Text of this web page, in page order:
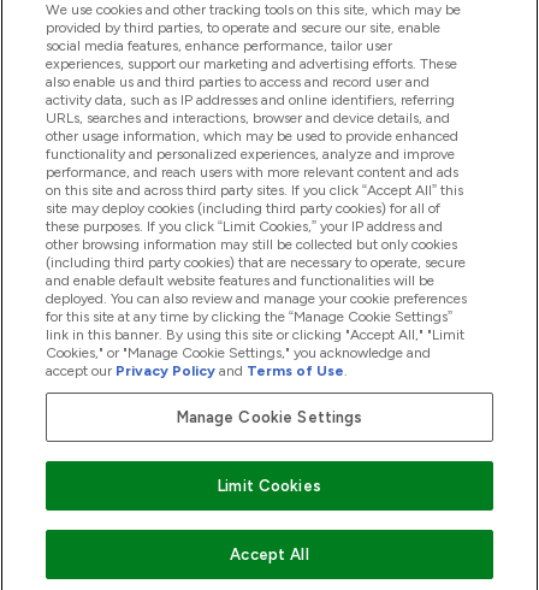
Producten
Company Information
Loyalty & Rewards
2026 The Hut.com Ltd
Betaal met
We use cookies and other tracking tools on this site, which may be
provided by third parties, to operate and secure our site, enable
social media features, enhance performance, tailor user
experiences, support our marketing and advertising efforts. These
also enable us and third parties to access and record user and
activity data, such as IP addresses and online identifiers, referring
URLs, searches and interactions, browser and device details, and
other usage information, which may be used to provide enhanced
functionality and personalized experiences, analyze and improve
performance, and reach users with more relevant content and ads
on this site and across third party sites. If you click “Accept All” this
site may deploy cookies (including third party cookies) for all of
these purposes. If you click “Limit Cookies,” your IP address and
other browsing information may still be collected but only cookies
(including third party cookies) that are necessary to operate, secure
and enable default website features and functionalities will be
deployed. You can also review and manage your cookie preferences
for this site at any time by clicking the “Manage Cookie Settings”
link in this banner. By using this site or clicking "Accept All," "Limit
Cookies," or "Manage Cookie Settings," you acknowledge and
accept our Privacy Policy and Terms of Use.
Manage Cookie Settings
Limit Cookies
Accept All